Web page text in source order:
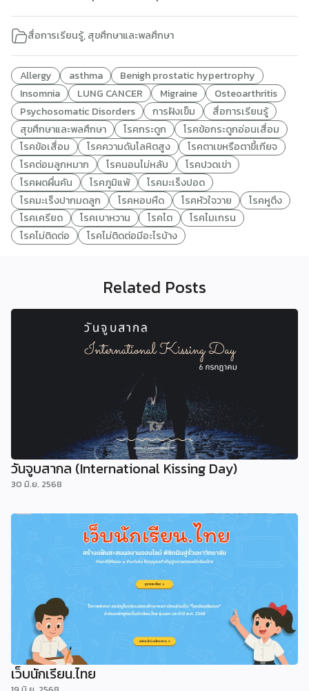
สื่อการเรียนรู้,สุขศึกษาและพลศึกษา
Allergy asthma
Benigh prostatic hypertrophy
Insomnia
LUNG CANCER Migraine
Osteoarthritis
Psychosomatic Disorders
การฝังเข็ม
สื่อการเรียนรู้
สุขศึกษาและพลศึกษา
โรคกระดูก
โรคข้อกระดูกอ่อนเสื่อม
โรคข้อเสื่อม
โรคความดันโลหิตสูง
โรคตาเขหรือตาขี้เกียจ
โรคต่อมลูกหมาก
โรคนอนไม่หลับ
โรคปวดเข่า
โรคผดผื่นคัน
โรคภูมิแพ้
โรคมะเร็งปอด
โรคมะเร็งปากมดลูก
โรคหอบหืด โรคหัวใจวาย
โรคหูตึง
โรคเครียด
โรคเบาหวาน โรคไต
โรคไมเกรน
โรคไม่ติดต่อ
โรคไม่ติดต่อมีอะไรบ้าง
Related Posts
วันจูบสากล (International Kissing Day)
30 มิ.ย. 2568
เว็บนักเรียน.ไทย